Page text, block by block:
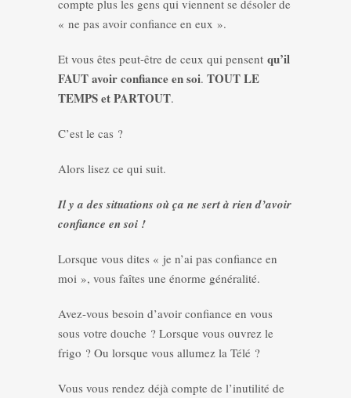
compte plus les gens qui viennent se désoler de
« ne pas avoir confiance en eux ».
Et vous êtes peut-être de ceux qui pensent qu’il
FAUT avoir confiance en soi. TOUT LE
TEMPS et PARTOUT.
C’est le cas ?
Alors lisez ce qui suit.
Il y a des situations où ça ne sert à rien d’avoir
confiance en soi !
Lorsque vous dites « je n’ai pas confiance en
moi », vous faîtes une énorme généralité.
Avez-vous besoin d’avoir confiance en vous
sous votre douche ? Lorsque vous ouvrez le
frigo ? Ou lorsque vous allumez la Télé ?
Vous vous rendez déjà compte de l’inutilité de